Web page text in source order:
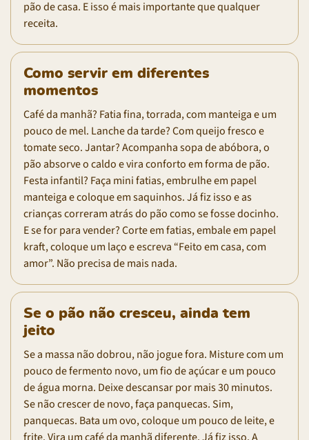
pão de casa. E isso é mais importante que qualquer
receita.
Como servir em diferentes
momentos
Café da manhã? Fatia fina, torrada, com manteiga e um
pouco de mel. Lanche da tarde? Com queijo fresco e
tomate seco. Jantar? Acompanha sopa de abóbora, o
pão absorve o caldo e vira conforto em forma de pão.
Festa infantil? Faça mini fatias, embrulhe em papel
manteiga e coloque em saquinhos. Já fiz isso e as
crianças correram atrás do pão como se fosse docinho.
E se for para vender? Corte em fatias, embale em papel
kraft, coloque um laço e escreva “Feito em casa, com
amor”. Não precisa de mais nada.
Se o pão não cresceu, ainda tem
jeito
Se a massa não dobrou, não jogue fora. Misture com um
pouco de fermento novo, um fio de açúcar e um pouco
de água morna. Deixe descansar por mais 30 minutos.
Se não crescer de novo, faça panquecas. Sim,
panquecas. Bata um ovo, coloque um pouco de leite, e